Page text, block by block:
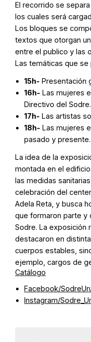
El recorrido se
los cuales será
Los bloques se
textos que otorgan
entre el publico y las
Las temáticas que se
15h- Presentación
16h- Las mujeres
Directivo del Sodre.
17h- Las artistas
18h- Las mujeres
pasado y presente.
La idea de la
montada en el
las medidas
celebración del
Adela Reta, y busca
que formaron parte y
Sodre. La exposición
destacaron en
cuerpos estables,
ejemplo, cargos de
Catálogo
Facebook/
Instagram/